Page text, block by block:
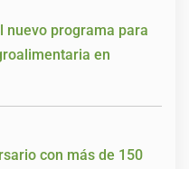
nuevo programa para
en
con más de 150